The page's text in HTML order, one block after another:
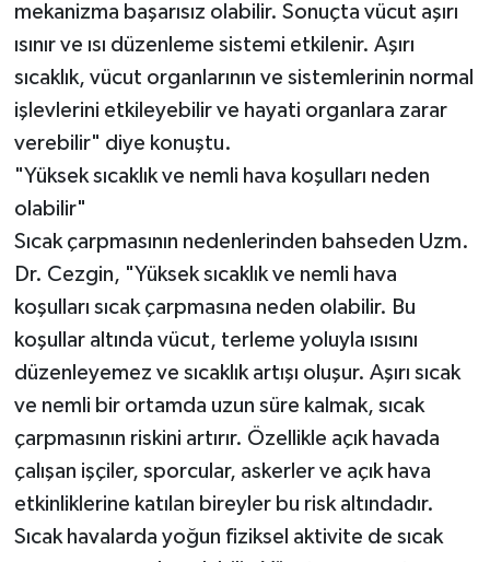
mekanizma başarısız olabilir. Sonuçta vücut aşırı
ısınır ve ısı düzenleme sistemi etkilenir. Aşırı
sıcaklık, vücut organlarının ve sistemlerinin normal
işlevlerini etkileyebilir ve hayati organlara zarar
verebilir" diye konuştu.
"Yüksek sıcaklık ve nemli hava koşulları neden
olabilir"
Sıcak çarpmasının nedenlerinden bahseden Uzm.
Dr. Cezgin, "Yüksek sıcaklık ve nemli hava
koşulları sıcak çarpmasına neden olabilir. Bu
koşullar altında vücut, terleme yoluyla ısısını
düzenleyemez ve sıcaklık artışı oluşur. Aşırı sıcak
ve nemli bir ortamda uzun süre kalmak, sıcak
çarpmasının riskini artırır. Özellikle açık havada
çalışan işçiler, sporcular, askerler ve açık hava
etkinliklerine katılan bireyler bu risk altındadır.
Sıcak havalarda yoğun fiziksel aktivite de sıcak